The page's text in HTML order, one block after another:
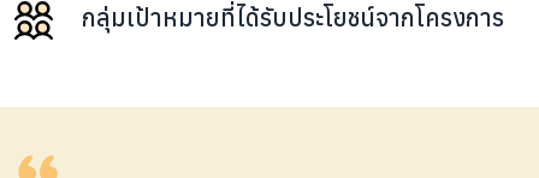
กลุ่มเป้าหมายที่ได้รับประโยชน์จากโครงการ